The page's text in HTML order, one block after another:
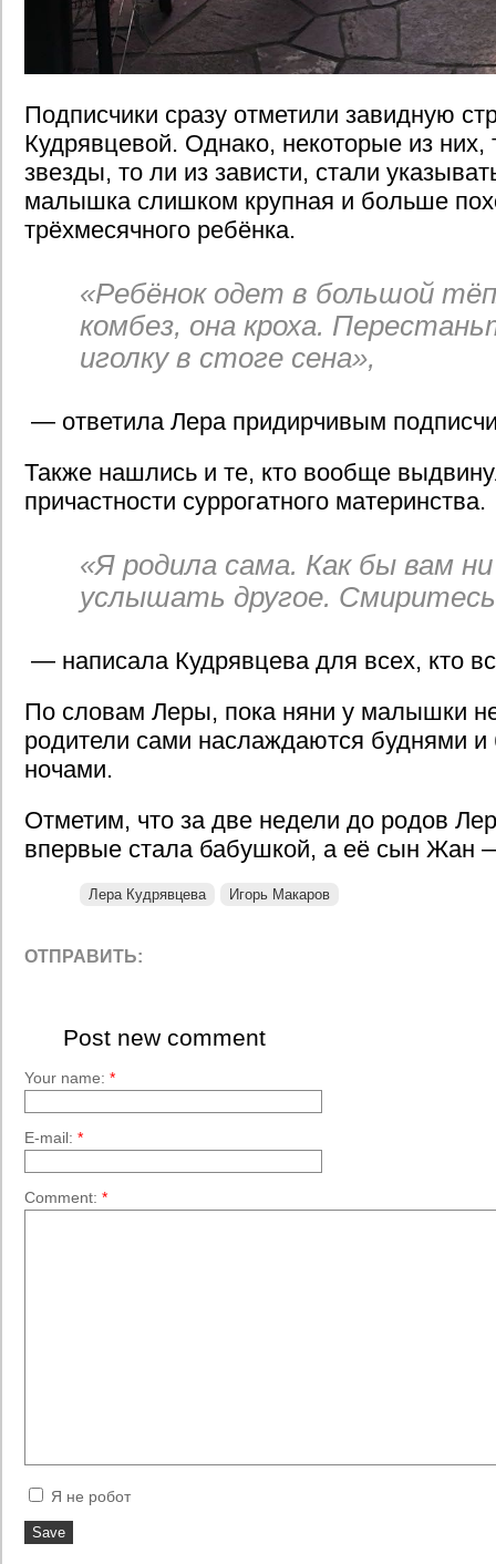
Подписчики сразу отметили завидную
Кудрявцевой. Однако, некоторые из них,
звезды, то ли из зависти, стали
малышка слишком крупная и больше
трёхмесячного ребёнка.
«Ребёнок одет в большой
комбез, она кроха.
иголку в стоге сена»,
— ответила Лера придирчивым
Также нашлись и те, кто вообще
причастности суррогатного материнства.
«Я родила сама. Как бы вам
услышать другое.
— написала Кудрявцева для всех, кто
По словам Леры, пока няни у малышки
родители сами наслаждаются буднями
ночами.
Отметим, что за две недели до родов
впервые стала бабушкой, а её сын Жан
Лера Кудрявцева Игорь Макаров
ОТПРАВИТЬ:
Post new comment
Your name: *
E-mail: *
Comment: *
Я не робот